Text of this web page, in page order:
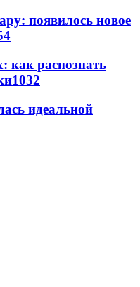
появилось новое
как распознать
1032
идеальной